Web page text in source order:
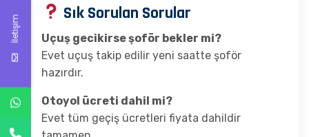
Sık Sorulan Sorular
Uçuş gecikirse şoför bekler mi?
Evet uçuş takip edilir yeni saatte şoför
hazırdır.
Otoyol ücreti dahil mi?
Evet tüm geçiş ücretleri fiyata dahildir
İletişim